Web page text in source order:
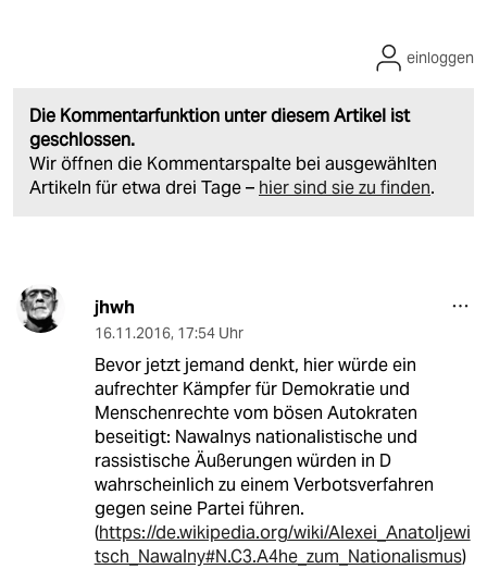
Die Kommentarfunktion unter diesem Artikel ist
geschlossen.
Wir öffnen die Kommentarspalte bei ausgewählten
Artikeln für etwa drei Tage – hier sind sie zu finden.
einloggen
jhwh
16.11.2016, 17:54 Uhr
Bevor jetzt jemand denkt, hier würde ein
aufrechter Kämpfer für Demokratie und
Menschenrechte vom bösen Autokraten
beseitigt: Nawalnys nationalistische und
rassistische Äußerungen würden in D
wahrscheinlich zu einem Verbotsverfahren
gegen seine Partei führen.
(https://de.wikipedia.org/wiki/Alexei_Anatoljewi
tsch_Nawalny#N.C3.A4he_zum_Nationalismus)